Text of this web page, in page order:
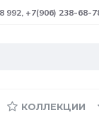
992, +7(906) 238-68-
КОЛЛЕКЦИИ